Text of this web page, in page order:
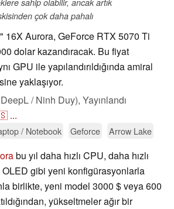
sahip olabilir, ancak artık
çok daha pahalı
16X Aurora, GeForce RTX 5070 Ti
dolar kazandıracak. Bu fiyat
GPU ile yapılandırıldığında amiral
yaklaşıyor.
DeepL / Ninh Duy), Yayınlandı
...
/ Notebook Geforce Arrow Lake
bu yıl daha hızlı CPU, daha hızlı
gibi yeni konfigürasyonlarla
birlikte, yeni model 3000 $ veya 600
yükseltmeler ağır bir